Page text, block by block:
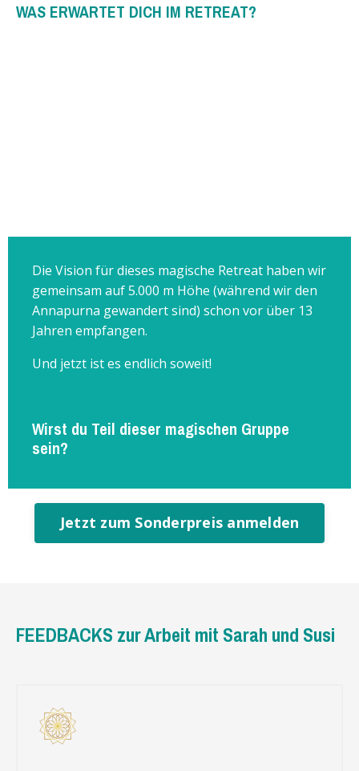
WAS ERWARTET DICH IM RETREAT?
Die Vision für dieses magische Retreat haben wir
gemeinsam auf 5.000 m Höhe (während wir den
Annapurna gewandert sind) schon vor über 13
Jahren empfangen.
Und jetzt ist es endlich soweit!
Wirst du Teil dieser magischen Gruppe
sein?
Jetzt zum Sonderpreis anmelden
FEEDBACKS zur Arbeit mit Sarah und Susi